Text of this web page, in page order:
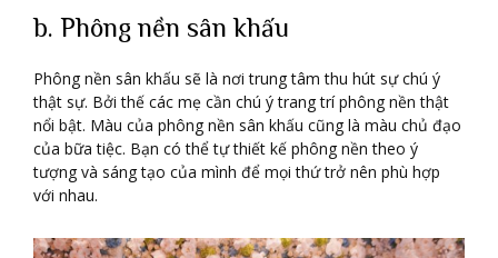
b. Phông nền sân khấu
Phông nền sân khấu sẽ là nơi trung tâm thu hút sự chú ý
thật sự. Bởi thế các mẹ cần chú ý trang trí phông nền thật
nổi bật. Màu của phông nền sân khấu cũng là màu chủ đạo
của bữa tiệc. Bạn có thể tự thiết kế phông nền theo ý
tượng và sáng tạo của mình để mọi thứ trở nên phù hợp
với nhau.